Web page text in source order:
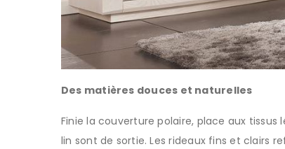
Des matières douces et naturelles
Finie la couverture polaire, place aux tissus
lin sont de sortie. Les rideaux fins et clairs